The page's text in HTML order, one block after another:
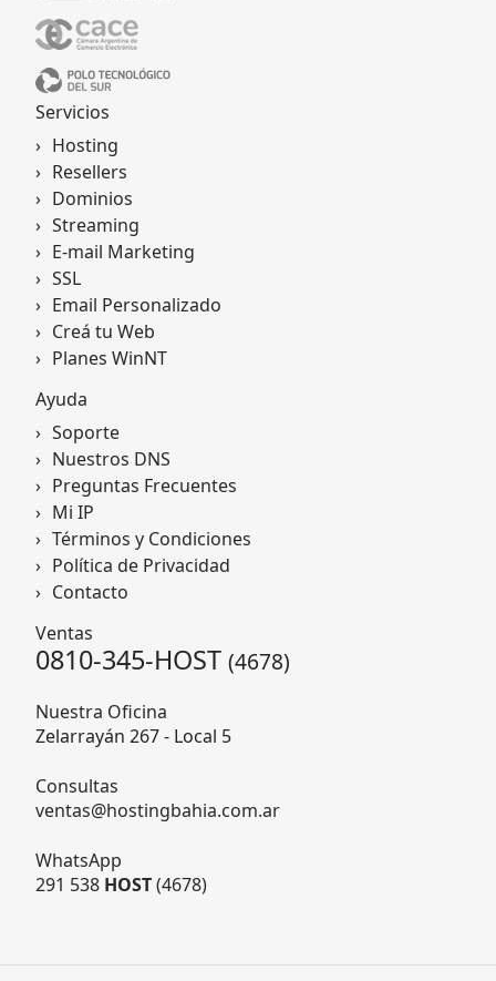
Servicios
Hosting
Resellers
Dominios
Streaming
E-mail Marketing
SSL
Email Personalizado
Creá tu Web
Planes WinNT
Ayuda
Soporte
Nuestros DNS
Preguntas Frecuentes
Mi IP
Términos y Condiciones
Política de Privacidad
Contacto
Ventas
0810-345-HOST (4678)
Nuestra Oficina
Zelarrayán 267 - Local 5
Consultas
ventas@hostingbahia.com.ar
WhatsApp
291 538 HOST(4678)